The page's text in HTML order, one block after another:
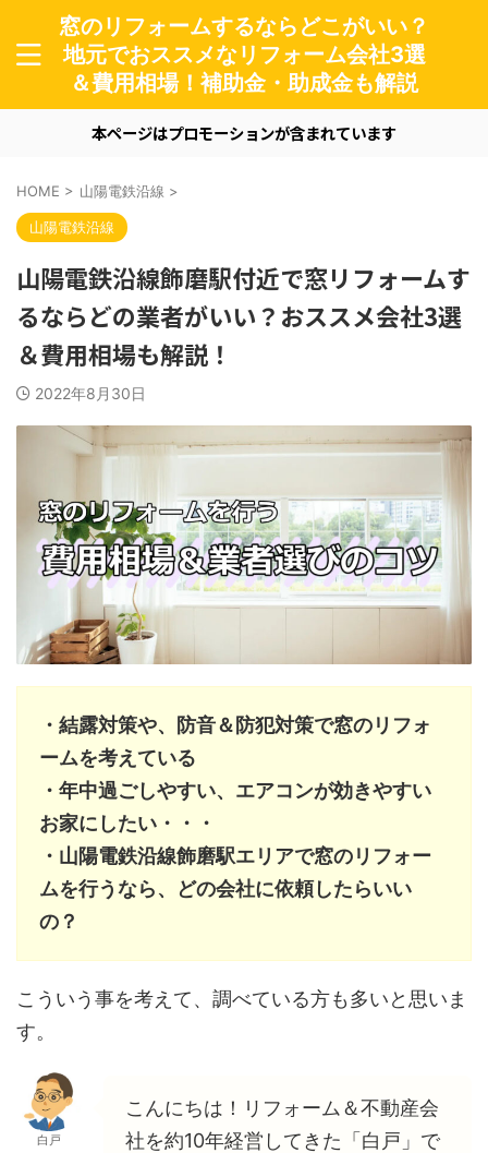
窓のリフォームするならどこがいい？
地元でおススメなリフォーム会社3選
＆費用相場！補助金・助成金も解説
本ページはプロモーションが含まれています
HOME > 山陽電鉄沿線 >
山陽電鉄沿線
山陽電鉄沿線飾磨駅付近で窓リフォームす
るならどの業者がいい？おススメ会社3選
＆費用相場も解説！
2022年8月30日
・結露対策や、防音＆防犯対策で窓のリフォ
ームを考えている
・年中過ごしやすい、エアコンが効きやすい
お家にしたい・・・
・山陽電鉄沿線飾磨駅エリアで窓のリフォー
ムを行うなら、どの会社に依頼したらいい
の？
こういう事を考えて、調べている方も多いと思いま
す。
白戸
こんにちは！リフォーム＆不動産会
社を約10年経営してきた「白戸」で